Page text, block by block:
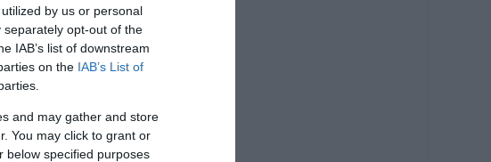
by us or personal
opt-out of the
IAB’s list of downstream
on the IAB’s List of
and may gather and store
You may click to grant or
below specified purposes